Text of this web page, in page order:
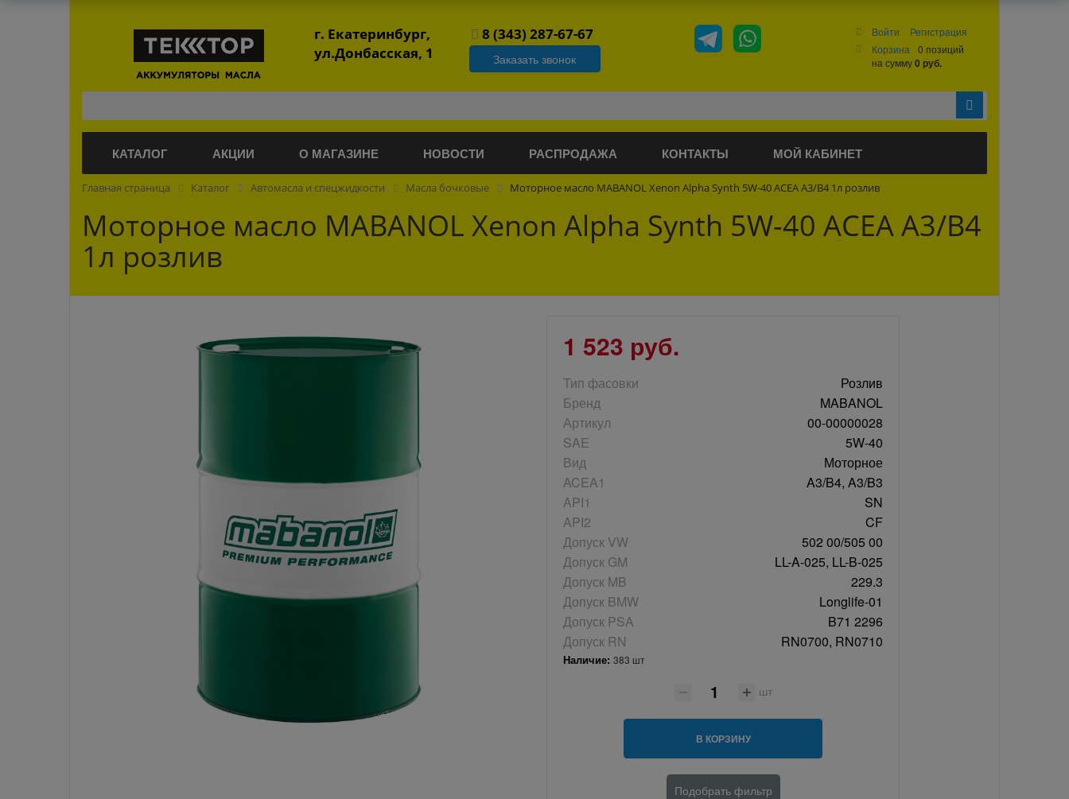
г. Екатеринбург,
ул.Донбасская, 1
8 (343) 287-67-67
Заказать звонок
Войти
Регистрация
Корзина
0 позиций
на сумму0 руб.
КАТАЛОГ АКЦИИ О МАГАЗИНЕ НОВОСТИ РАСПРОДАЖА КОНТАКТЫ МОЙ КАБИНЕТ
Главная страница Каталог Автомасла и спецжидкости Масла бочковые Моторное масло MABANOL Xenon Alpha Synth 5W-40 ACEA A3/B4 1л розлив
Моторное масло MABANOL Xenon Alpha Synth 5W-40 ACEA A3/B4
1л розлив
1 523 руб.
Тип фасовки
Розлив
Бренд
MABANOL
Артикул
00-00000028
SAE
5W-40
Вид
Моторное
ACEA1
A3/B4, A3/B3
API1
SN
API2
CF
Допуск VW
502 00/505 00
Допуск GM
LL-A-025, LL-B-025
Допуск MB
229.3
Допуск BMW
Longlife-01
Допуск PSA
B71 2296
Допуск RN
RN0700, RN0710
Наличие: 383 шт
шт
В КОРЗИНУ
Подобрать фильтр